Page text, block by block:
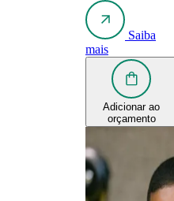
Saiba
mais
Adicionar ao
orçamento